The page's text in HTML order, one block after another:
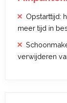
Opstarttijd:
meer tijd in
verwijderen